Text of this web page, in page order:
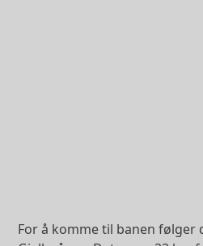
For å komme til banen følger